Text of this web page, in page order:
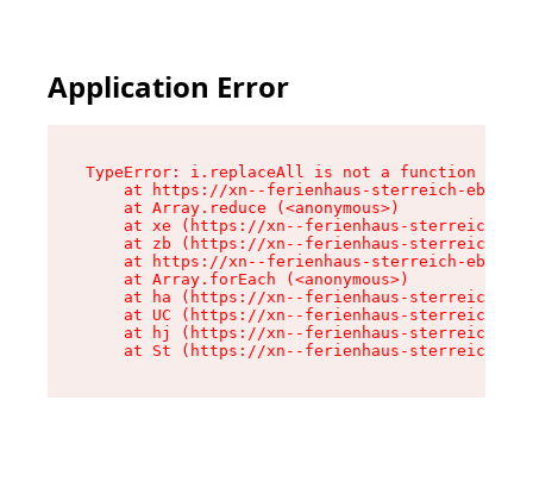
Application Error
TypeError: i.replaceAll is not a function
at https://xn--ferienhaus-sterreich-
    at Array.reduce (<anonymous>)
at xe (https://xn--ferienhaus-sterreich-
at zb (https://xn--ferienhaus-sterreich-
at https://xn--ferienhaus-sterreich-
    at Array.forEach (<anonymous>)
at ha (https://xn--ferienhaus-sterreich-
at UC (https://xn--ferienhaus-sterreich-
at hj (https://xn--ferienhaus-sterreich-
at St (https://xn--ferienhaus-sterreich-